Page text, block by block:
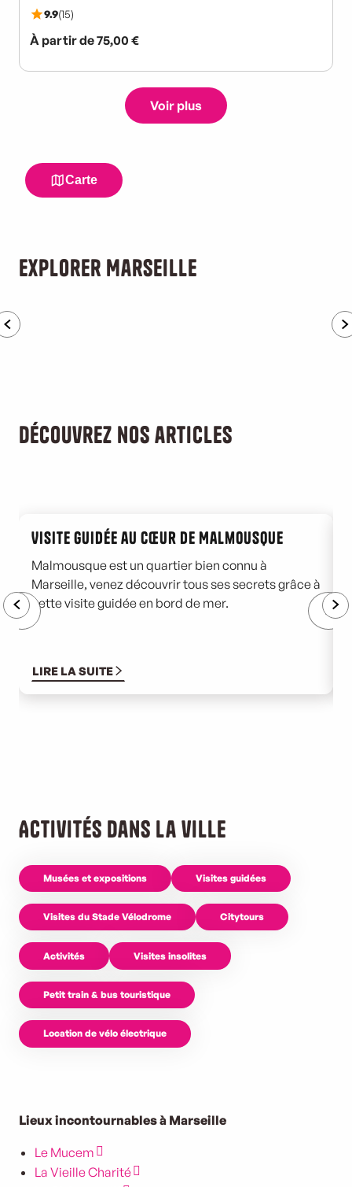
Explorer Marseille
Découvrez nos articles
Visite guidée au cœur de Malmousque
Malmousque est un quartier bien connu à
Marseille, venez découvrir tous ses secrets grâce à
cette visite guidée en bord de mer.
LIRE LA SUITE
Activités dans la ville
Musées et expositions Visites guidées
Visites du Stade Vélodrome Citytours
Activités Visites insolites
Petit train & bus touristique
Location de vélo électrique
Lieux incontournables à Marseille
Le Mucem
La Vieille Charité